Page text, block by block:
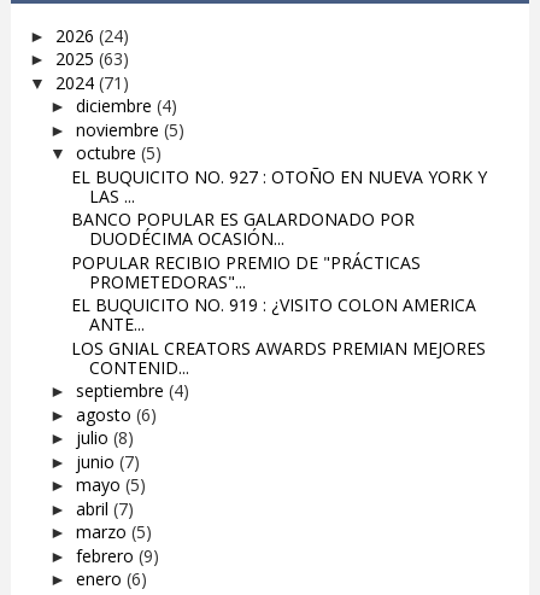
► 2026 (24)
► 2025 (63)
▼ 2024 (71)
► diciembre (4)
► noviembre (5)
▼ octubre (5)
EL BUQUICITO NO. 927 : OTOÑO EN NUEVA YORK Y
LAS ...
BANCO POPULAR ES GALARDONADO POR
DUODÉCIMA OCASIÓN...
POPULAR RECIBIO PREMIO DE "PRÁCTICAS
PROMETEDORAS"...
EL BUQUICITO NO. 919 : ¿VISITO COLON AMERICA
ANTE...
LOS GNIAL CREATORS AWARDS PREMIAN MEJORES
CONTENID...
► septiembre (4)
► agosto (6)
► julio (8)
► junio (7)
► mayo (5)
► abril (7)
► marzo (5)
► febrero (9)
► enero (6)